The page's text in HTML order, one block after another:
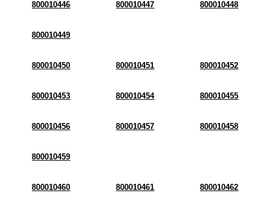
800010446 800010447 800010448
800010449
800010450 800010451 800010452
800010453 800010454 800010455
800010456 800010457 800010458
800010459
800010460 800010461 800010462